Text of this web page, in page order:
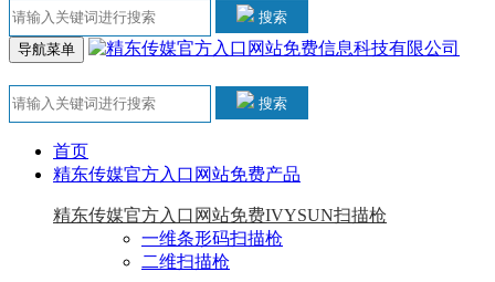
搜索
导航菜单
搜索
首页
精东传媒官方入口网站免费产品
精东传媒官方入口网站免费IVYSUN扫描枪
一维条形码扫描枪
二维扫描枪